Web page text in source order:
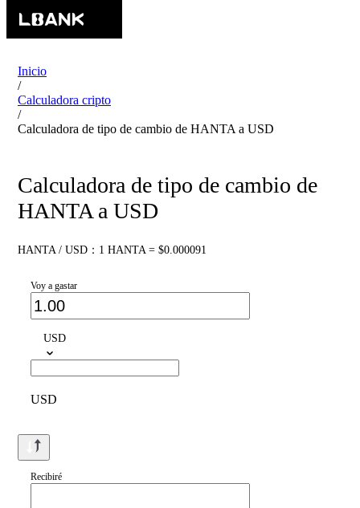
Inicio
/
Calculadora cripto
/
Calculadora de tipo de cambio de HANTA a USD
Calculadora de tipo de cambio de
HANTA a USD
HANTA / USD：1 HANTA = $0.000091
Voy a gastar
USD
USD
Recibiré